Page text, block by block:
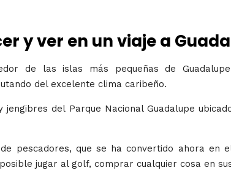
y ver en un viaje a
de las islas más pequeñas de
del excelente clima caribeño.
del Parque Nacional Guadalupe
pescadores, que se ha convertido ahora en
jugar al golf, comprar cualquier cosa en